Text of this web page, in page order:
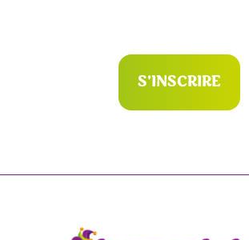
S'INSCRIRE